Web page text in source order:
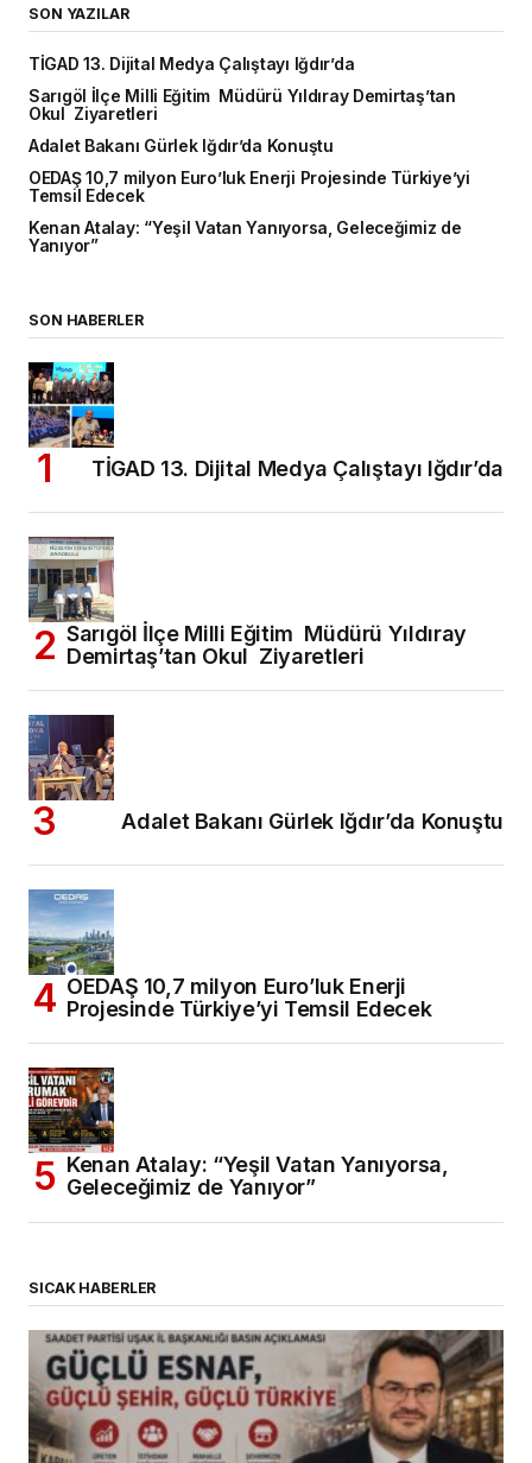
SON YAZILAR
TİGAD 13. Dijital Medya Çalıştayı Iğdır’da
Sarıgöl İlçe Milli Eğitim Müdürü Yıldıray Demirtaş’tan
Okul Ziyaretleri
Adalet Bakanı Gürlek Iğdır’da Konuştu
OEDAŞ 10,7 milyon Euro’luk Enerji Projesinde Türkiye’yi
Temsil Edecek
Kenan Atalay: “Yeşil Vatan Yanıyorsa, Geleceğimiz de
Yanıyor”
SON HABERLER
TİGAD 13. Dijital Medya Çalıştayı Iğdır’da
Sarıgöl İlçe Milli Eğitim Müdürü Yıldıray
Demirtaş’tan Okul Ziyaretleri
Adalet Bakanı Gürlek Iğdır’da Konuştu
OEDAŞ 10,7 milyon Euro’luk Enerji
Projesinde Türkiye’yi Temsil Edecek
Kenan Atalay: “Yeşil Vatan Yanıyorsa,
Geleceğimiz de Yanıyor”
SICAK HABERLER